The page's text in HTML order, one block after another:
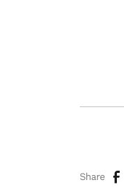
Share